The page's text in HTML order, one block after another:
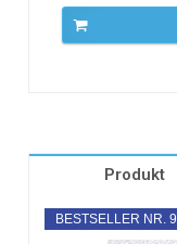
Produkt
BESTSELLER NR. 9